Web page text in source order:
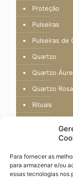
Para fornecer as
para armazenar e/ou
essas tecnologias nos
Proteção
Pulseiras
Pulseiras de
Quartzo
Quartzo
Quartzo Rosa
Rituais
Sabão
Técnicas de